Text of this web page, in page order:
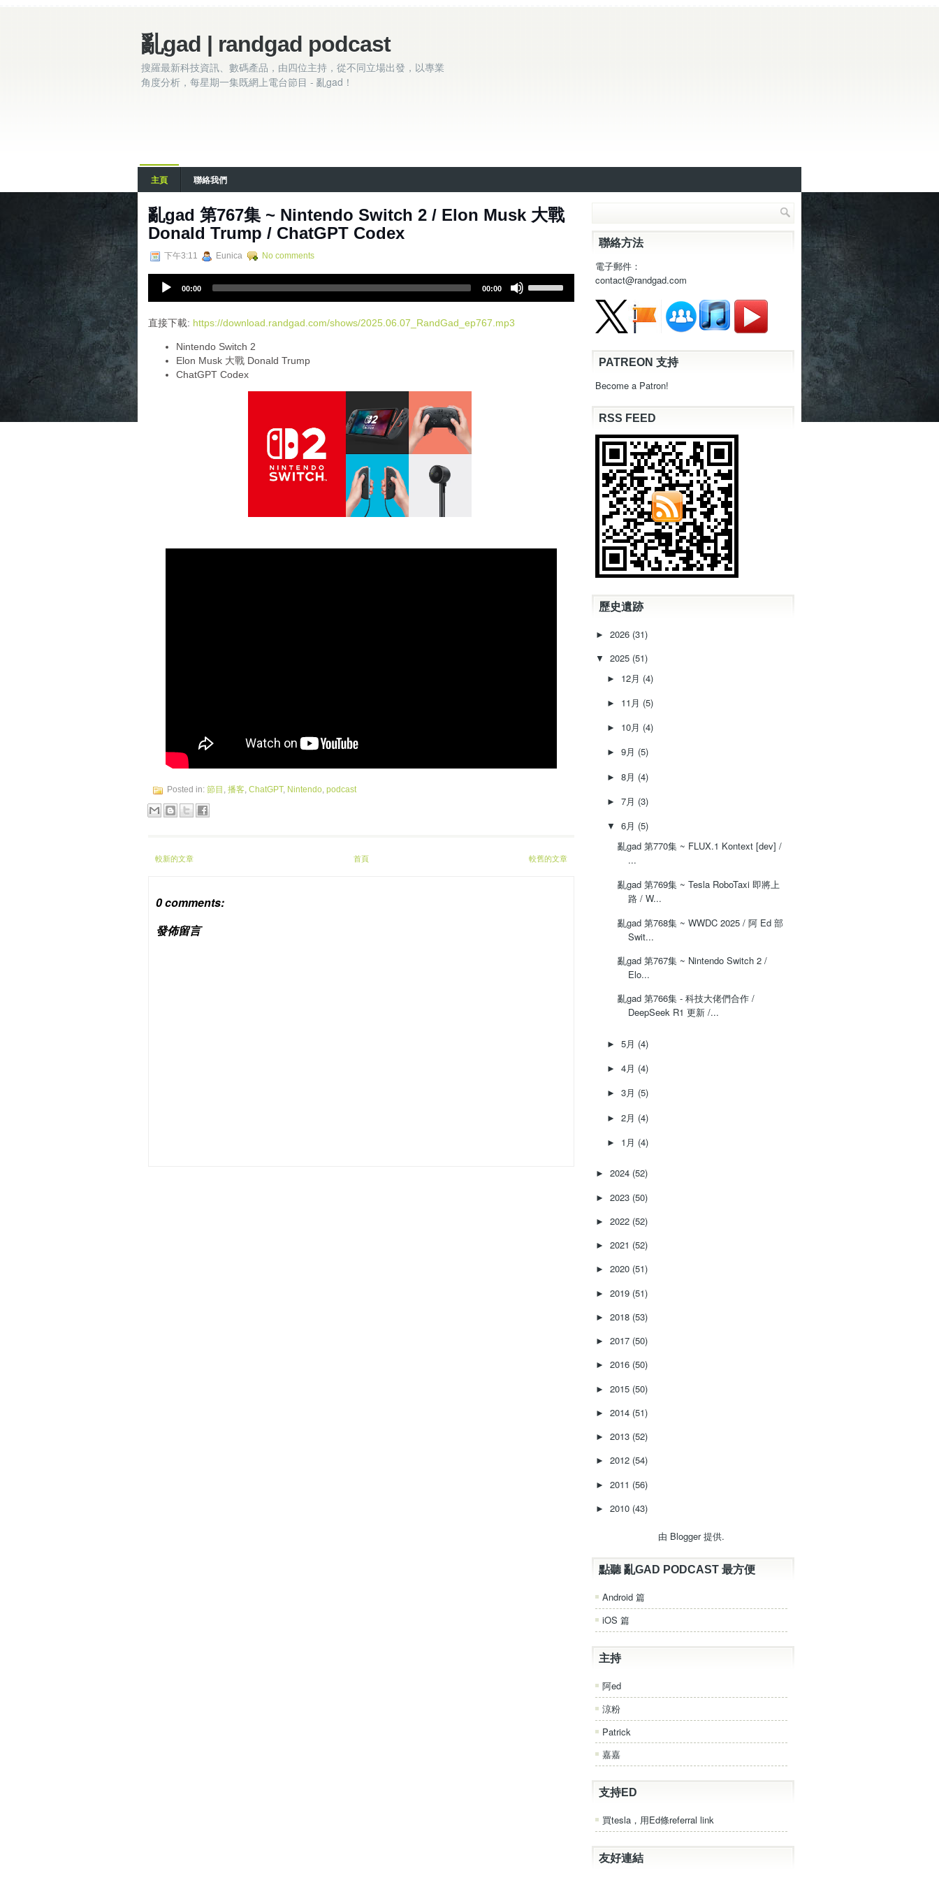
亂gad | randgad podcast
搜羅最新科技資訊、數碼產品，由四位主持，從不同立場出發，以專業
角度分析，每星期一集既網上電台節目 - 亂gad！
主頁 聯絡我們
亂‌‌‌gad‌‌‌ ‌‌‌‌‌第‌‌‌767集 ~ Nintendo Switch 2 / Elon Musk 大戰
Donald Trump / ChatGPT Codex
下午3:11 Eunica No comments
i
00:00 00:00
s
e
直接下載: https://download.randgad.com/shows/2025.06.07_RandGad_ep767.mp3
Nintendo Switch 2
Elon Musk 大戰 Donald Trump
ChatGPT Codex
Posted in: 節目 , 播客, ChatGPT, Nintendo, podcast
較新的文章 較舊的文章
首頁
0 comments:
發佈留言
聯絡方法
電子郵件：
contact@randgad.com
PATREON 支持
Become a Patron!
RSS FEED
歷史遺跡
► 2026 (31)
▼ 2025 (51)
► 12月 (4)
► 11月 (5)
► 10月 (4)
► 9月 (5)
► 8月 (4)
► 7月 (3)
▼ 6月 (5)
亂‌‌‌gad‌‌‌ ‌‌‌‌‌第‌‌‌770集 ~ FLUX.1 Kontext [dev] /
...
亂‌‌‌gad‌‌‌ ‌‌‌‌‌第‌‌‌769集 ~ Tesla RoboTaxi 即將上
路 / W...
亂‌‌‌gad‌‌‌ ‌‌‌‌‌第‌‌‌768集 ~ WWDC 2025 / 阿 Ed 部
Swit...
亂‌‌‌gad‌‌‌ ‌‌‌‌‌第‌‌‌767集 ~ Nintendo Switch 2 /
Elo...
亂‌‌‌gad‌‌‌ ‌‌‌‌‌第766集 - 科技大佬們合作 /
DeepSeek R1 更新 /...
► 5月 (4)
► 4月 (4)
► 3月 (5)
► 2月 (4)
► 1月 (4)
► 2024 (52)
► 2023 (50)
► 2022 (52)
► 2021 (52)
► 2020 (51)
► 2019 (51)
► 2018 (53)
► 2017 (50)
► 2016 (50)
► 2015 (50)
► 2014 (51)
► 2013 (52)
► 2012 (54)
► 2011 (56)
► 2010 (43)
由 Blogger提供.
點聽 亂GAD PODCAST 最方便
Android 篇
iOS 篇
主持
阿ed
涼粉
Patrick
嘉嘉
支持ED
買tesla，用Ed條referral link
友好連結